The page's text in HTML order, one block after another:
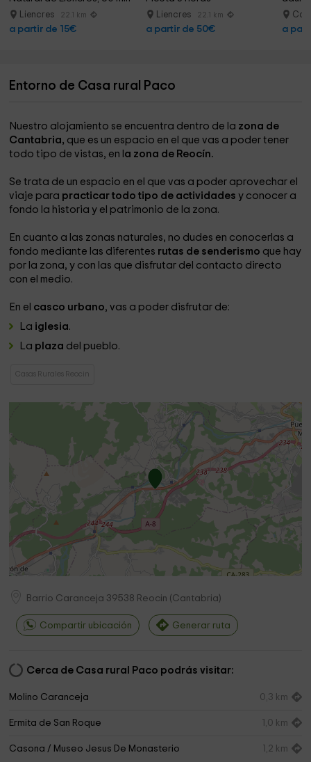
Liencres 22.1 km
a partir de 15€
Liencres 22.1 km
a partir de 50€ a
Entorno de Casa rural Paco
Nuestro alojamiento se encuentra dentro de la zona de
Cantabria, que es un espacio en el que vas a poder tener
todo tipo de vistas, en l a zona de Reocín.
Se trata de un espacio en el que vas a poder aprovechar el
viaje para practicar todo tipo de actividadesy conocer a
fondo la historia y el patrimonio de la zona.
En cuanto a las zonas naturales, no dudes en conocerlas a
fondo mediante las diferentes rutas de senderismo que hay
por la zona, y con las que disfrutar del contacto directo
con el medio.
En el casco urbano, vas a poder disfrutar de:
La iglesia.
La plaza del pueblo.
Casas Rurales Reocin
Barrio Caranceja 39538 Reocin (Cantabria)
Compartir ubicación Generar ruta
Cerca de Casa rural Paco podrás visitar:
Molino Caranceja 0,3 km
Ermita de San Roque 1,0 km
Casona / Museo Jesus De Monasterio 1,2 km